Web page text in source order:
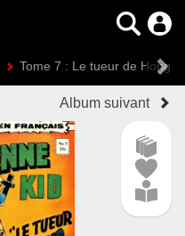
Tome 7 : Le tueur de Hong
Album suivant